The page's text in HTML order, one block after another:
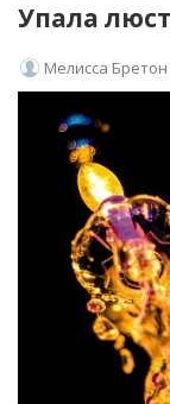
Упала
Мелисса Бретон